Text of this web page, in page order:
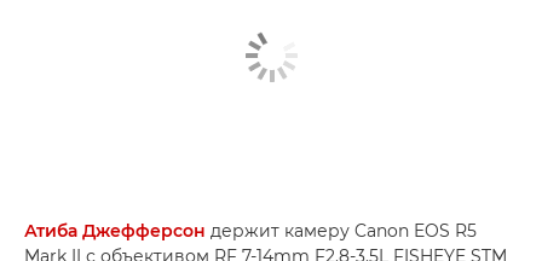
Атиба Джефферсон держит камеру Canon EOS R5
Mark II с объективом RF 7-14mm F2.8-3.5L FISHEYE STM